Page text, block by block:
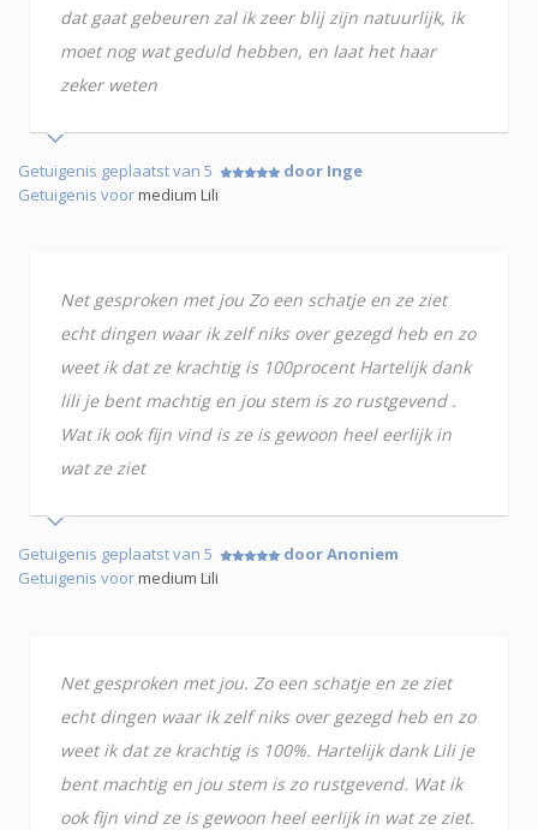
dat gaat gebeuren zal ik zeer blij zijn natuurlijk, ik
moet nog wat geduld hebben, en laat het haar
zeker weten
Getuigenis geplaatst van 5
door Inge
Getuigenis voormedium Lili
Net gesproken met jou Zo een schatje en ze ziet
echt dingen waar ik zelf niks over gezegd heb en zo
weet ik dat ze krachtig is 100procent Hartelijk dank
lili je bent machtig en jou stem is zo rustgevend .
Wat ik ook fijn vind is ze is gewoon heel eerlijk in
wat ze ziet
Getuigenis geplaatst van 5
door Anoniem
Getuigenis voormedium Lili
Net gesproken met jou. Zo een schatje en ze ziet
echt dingen waar ik zelf niks over gezegd heb en zo
weet ik dat ze krachtig is 100%. Hartelijk dank Lili je
bent machtig en jou stem is zo rustgevend. Wat ik
ook fijn vind ze is gewoon heel eerlijk in wat ze ziet.